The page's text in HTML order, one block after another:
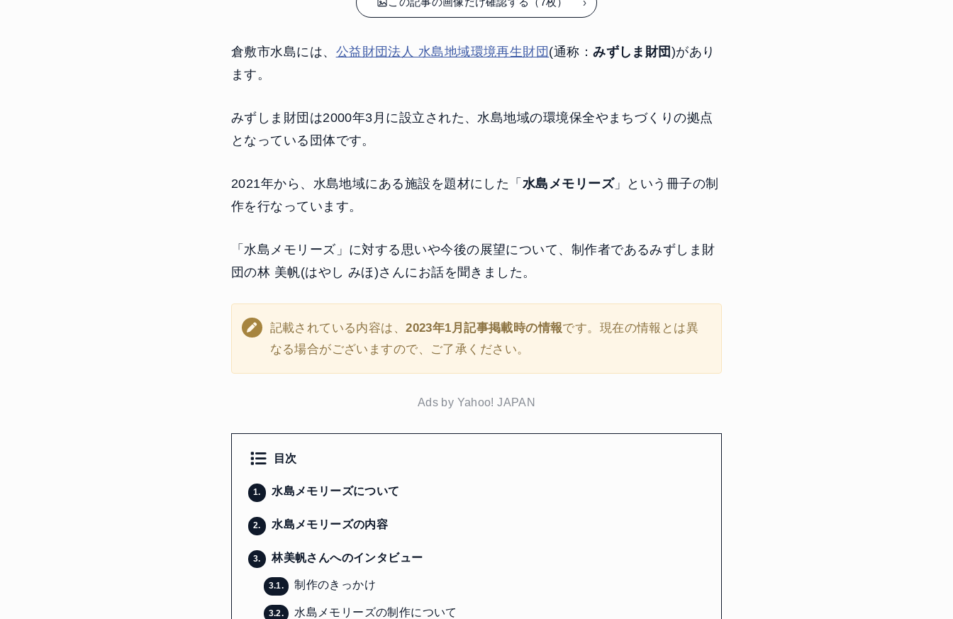
倉敷市水島には、 公益財団法人 水島地域環境再生財団 (通称：みずしま財団 )があり
ます。
みずしま財団は2000年3月に設立された、水島地域の環境保全やまちづくりの拠点
となっている団体です。
2021年から、水島地域にある施設を題材にした「 水島メモリーズ」という冊子の制
作を行なっています。
「水島メモリーズ」に対する思いや今後の展望について、制作者であるみずしま財
団の林 美帆(はやし みほ)さんにお話を聞きました。
記載されている内容は、2023年1月記事掲載時の情報です。現在の情報とは異
なる場合がございますので、ご了承ください。
Ads by Yahoo! JAPAN
目次
1. 水島メモリーズについて
2. 水島メモリーズの内容
3. 林美帆さんへのインタビュー
3.1. 制作のきっかけ
3.2. 水島メモリーズの制作について